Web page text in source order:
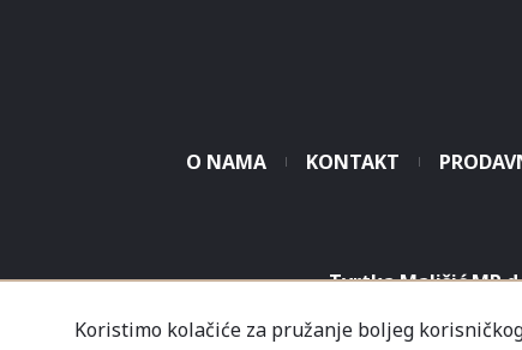
Koristimo kolačiće za pružanje boljeg
O NAMA KONTAKT
Tvrtka Mališić MP